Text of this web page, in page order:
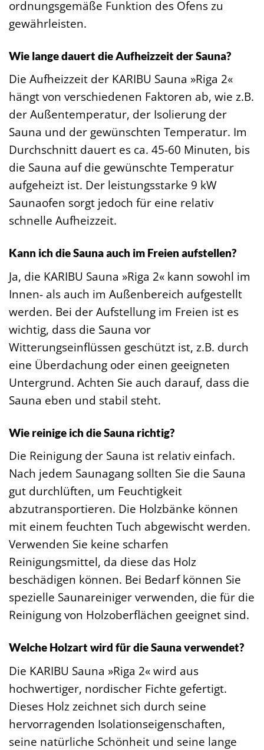
ordnungsgemäße Funktion des Ofens zu
gewährleisten.
Wie lange dauert die Aufheizzeit der Sauna?
Die Aufheizzeit der KARIBU Sauna »Riga 2«
hängt von verschiedenen Faktoren ab, wie z.B.
der Außentemperatur, der Isolierung der
Sauna und der gewünschten Temperatur. Im
Durchschnitt dauert es ca. 45-60 Minuten, bis
die Sauna auf die gewünschte Temperatur
aufgeheizt ist. Der leistungsstarke 9 kW
Saunaofen sorgt jedoch für eine relativ
schnelle Aufheizzeit.
Kann ich die Sauna auch im Freien aufstellen?
Ja, die KARIBU Sauna »Riga 2« kann sowohl im
Innen- als auch im Außenbereich aufgestellt
werden. Bei der Aufstellung im Freien ist es
wichtig, dass die Sauna vor
Witterungseinflüssen geschützt ist, z.B. durch
eine Überdachung oder einen geeigneten
Untergrund. Achten Sie auch darauf, dass die
Sauna eben und stabil steht.
Wie reinige ich die Sauna richtig?
Die Reinigung der Sauna ist relativ einfach.
Nach jedem Saunagang sollten Sie die Sauna
gut durchlüften, um Feuchtigkeit
abzutransportieren. Die Holzbänke können
mit einem feuchten Tuch abgewischt werden.
Verwenden Sie keine scharfen
Reinigungsmittel, da diese das Holz
beschädigen können. Bei Bedarf können Sie
spezielle Saunareiniger verwenden, die für die
Reinigung von Holzoberflächen geeignet sind.
Welche Holzart wird für die Sauna verwendet?
Die KARIBU Sauna »Riga 2« wird aus
hochwertiger, nordischer Fichte gefertigt.
Dieses Holz zeichnet sich durch seine
hervorragenden Isolationseigenschaften,
seine natürliche Schönheit und seine lange